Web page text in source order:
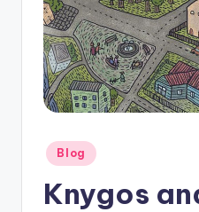
Posted
in
Blog
Knygos